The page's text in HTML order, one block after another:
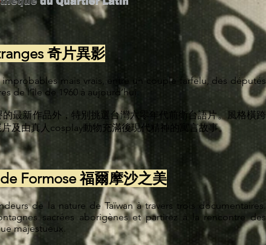
奇片異影
mais vrais, entre un couple farfelu, des députés
de l’île de 1960 à aujourd’hui.
最新作品外，特別挑選台灣六零年代前衛台語片。風格橫跨
及由真人cosplay動物充滿後現代精神的寓言故事。
Formose 福爾摩沙之美
de la nature de Taïwan à travers trois documentaires.
sacrées aborigènes et partirez à la rencontre des
majestueux.